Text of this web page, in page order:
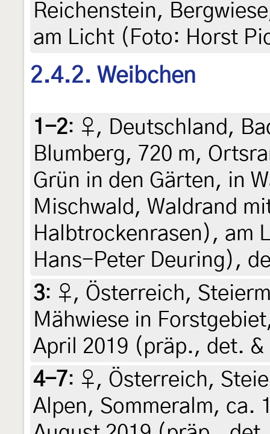
Reichenstein,
am Licht (Foto: Horst
2.4.2. Weibchen
1-2: ♀, Deutschland,
Blumberg, 720 m,
Grün in den Gärten, in
Mischwald, Waldrand
Halbtrockenrasen), am
Hans-Peter Deuring),
3: ♀, Österreich,
Mähwiese in
April 2019 (präp., det.
4-7: ♀, Österreich,
Alpen, Sommeralm, ca.